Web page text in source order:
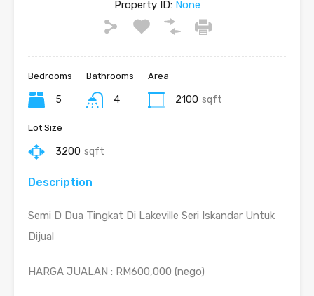
Property ID:None
Bedrooms
5
Bathrooms
4
Area
2100 sqft
Lot Size
3200 sqft
Description
Semi D Dua Tingkat Di Lakeville Seri Iskandar Untuk
Dijual
HARGA JUALAN : RM600,000 (nego)